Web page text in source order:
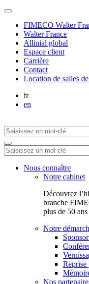
FIMECO Walter
Walter France
Allinial global
Espace client
Carrière
Contact
Location de salles
fr
en
Nous connaître
Notre cabinet
Découvrez
branche
plus de 50 ans
Notre
Reprise
Nos